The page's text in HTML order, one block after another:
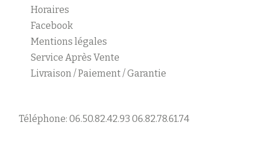
Horaires
Facebook
Mentions légales
Service Après Vente
Livraison / Paiement / Garantie
Téléphone: 06.50.82.42.93 06.82.78.61.74